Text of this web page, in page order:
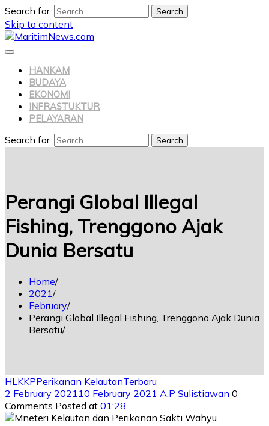
Search for:
Skip to content
HANKAM
BUDAYA
EKONOMI
INFRASTUKTUR
PELAYARAN
Search for: Search
Perangi Global Illegal
Fishing, Trenggono Ajak
Dunia Bersatu
Home
2021
February
Perangi Global Illegal Fishing, Trenggono Ajak Dunia
Bersatu
HL KKPPerikanan KelautanTerbaru
2 February 2021 10 February 2021 A.P Sulistiawan 0
Comments Posted at 01:28